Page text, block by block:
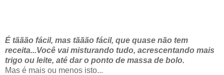
É tããão fácil, mas tããão fácil, que quase não tem
receita...Você vai misturando tudo, acrescentando mais
trigo ou leite, até dar o ponto de massa de bolo.
Mas é mais ou menos isto...